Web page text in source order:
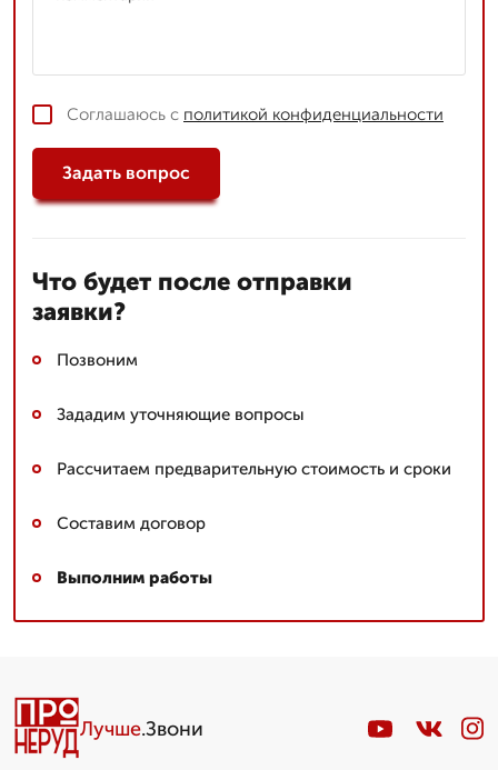
Соглашаюсь с политикой конфиденциальности
Задать вопрос
Что будет после отправки
заявки?
Позвоним
Зададим уточняющие вопросы
Рассчитаем предварительную стоимость и сроки
Составим договор
Выполним работы
Лучше.Звони